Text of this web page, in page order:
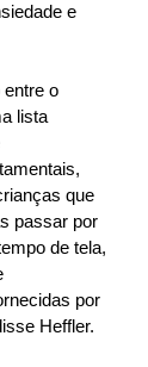
e
entre o
lista
que
passar por
de tela,
por
Heffler.